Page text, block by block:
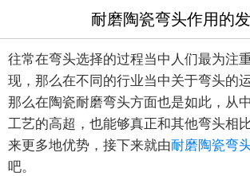
耐磨陶瓷弯头作用的
往常在弯头选择的过程当中人们最为注
现，那么在不同的行业当中关于弯头的
那么在陶瓷耐磨弯头方面也是如此，从
工艺的高超，也能够真正和其他弯头相
来更多地优势，接下来就由耐磨陶瓷弯
吧。